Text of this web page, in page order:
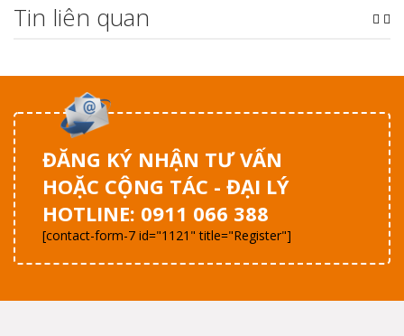
Tin liên quan
ĐĂNG KÝ NHẬN TƯ VẤN
HOẶC CỘNG TÁC - ĐẠI LÝ
HOTLINE: 0911 066 388
[contact-form-7 id="1121" title="Register"]